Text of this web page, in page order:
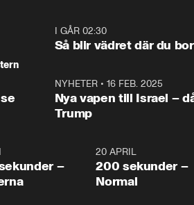
I GÅR 02:30
Så blir vädret där du bor
NYHETER• 16 FEB. 2025
Nya vapen till Israel –
Trump
4:23
–
20 APRIL
200 sekunder –
Normal